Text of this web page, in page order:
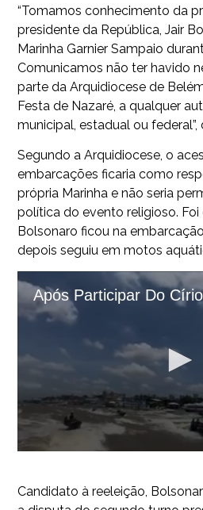
“Tomamos conhecimento da
presidente da República, Jair
Marinha Garnier Sampaio
Comunicamos não ter havido
parte da Arquidiocese de
Festa de Nazaré, a qualquer
municipal, estadual ou
Segundo a Arquidiocese, o
embarcações ficaria como
própria Marinha e não seria
política do evento religioso.
Bolsonaro ficou na
depois seguiu em motos
Candidato à reeleição,